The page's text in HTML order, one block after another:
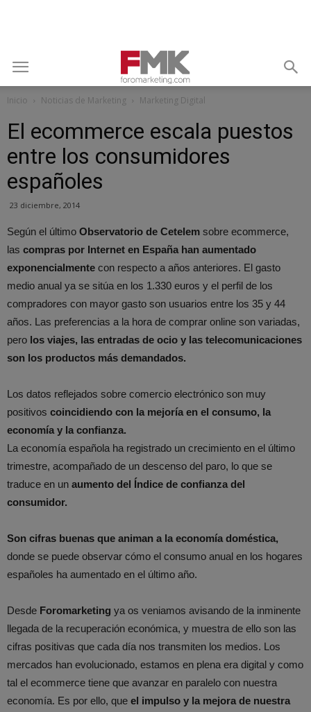
Inicio Noticias de Marketing Marketing Digital
El ecommerce escala puestos
entre los consumidores
españoles
23 diciembre, 2014
Según el último Observatorio de Cetelem sobre ecommerce,
las compras por Internet en España han aumentado
exponencialmente con respecto a años anteriores. El gasto
medio anual ya se sitúa en los 1.330 euros y el perfil de los
compradores con mayor gasto son usuarios entre los 35 y 44
años. Las preferencias a la hora de comprar online son variadas,
pero los viajes, las entradas de ocio y las telecomunicaciones
son los productos más demandados.
Los datos reflejados sobre comercio electrónico son muy
positivos coincidiendo con la mejoría en el consumo, la
economía y la confianza.
La economía española ha registrado un crecimiento en el último
trimestre, acompañado de un descenso del paro, lo que se
traduce en un aumento del Índice de confianza del
consumidor.
Son cifras buenas que animan a la economía doméstica,
donde se puede observar cómo el consumo anual en los hogares
españoles ha aumentado en el último año.
Desde Foromarketing ya os veniamos avisando de la inminente
llegada de la recuperación económica, y muestra de ello son las
cifras positivas que cada día nos transmiten los medios. Los
mercados han evolucionado, estamos en plena era digital y como
tal el ecommerce tiene que avanzar en paralelo con nuestra
economía. Es por ello, que el impulso y la mejora de nuestra